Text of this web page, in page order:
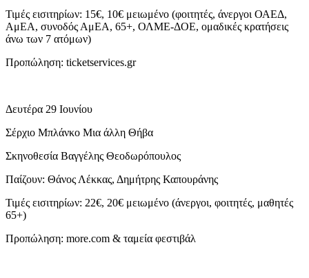
Τιμές εισιτηρίων: 15€, 10€ μειωμένο (φοιτητές, άνεργοι ΟΑΕΔ,
ΑμΕΑ, συνοδός ΑμΕΑ, 65+, ΟΛΜΕ-ΔΟΕ, ομαδικές κρατήσεις
άνω των 7 ατόμων)
Προπώληση: ticketservices.gr
Δευτέρα 29 Ιουνίου
Σέρχιο Μπλάνκο Μια άλλη Θήβα
Σκηνοθεσία Βαγγέλης Θεοδωρόπουλος
Παίζουν: Θάνος Λέκκας, Δημήτρης Καπουράνης
Τιμές εισιτηρίων: 22€, 20€ μειωμένο (άνεργοι, φοιτητές, μαθητές
65+)
Προπώληση: more.com & ταμεία φεστιβάλ